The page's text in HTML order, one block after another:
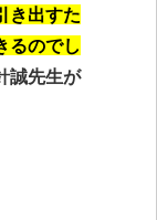
き出すた
るのでし
誠先生が